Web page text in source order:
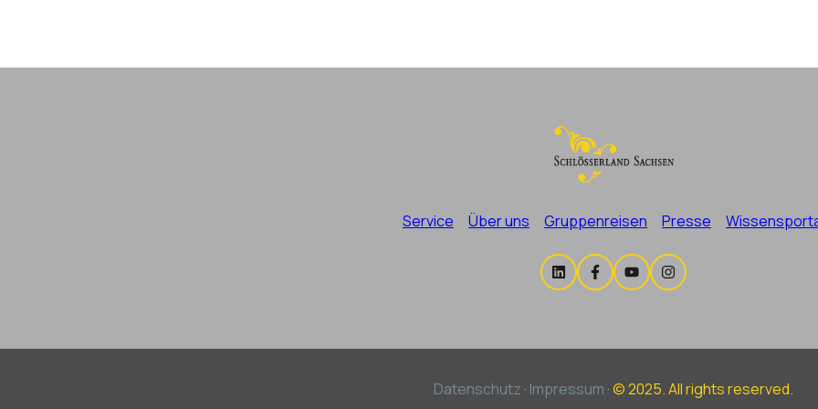
Service Über uns Gruppenreisen Presse
Datenschutz · Impressum ·© 2025. All rights reserved.